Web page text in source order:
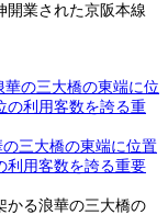
開業された京阪本線
三大橋の東端に位置
利用客数を誇る重要
かる浪華の三大橋の